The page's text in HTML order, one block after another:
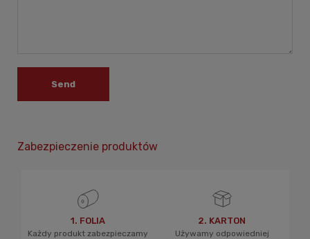
Send
Zabezpieczenie produktów
1. FOLIA
Każdy produkt zabezpieczamy
2. KARTON
Używamy odpowiedniej